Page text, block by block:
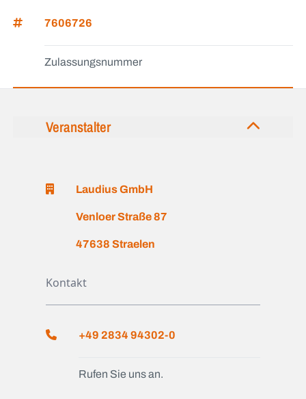
7606726
Zulassungsnummer
Veranstalter
Laudius GmbH
Venloer Straße 87
47638 Straelen
Kontakt
+49 2834 94302-0
Rufen Sie uns an.